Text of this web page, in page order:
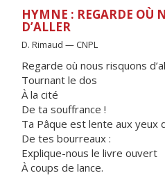
HYMNE : REGARDE OÙ
D’ALLER
D. Rimaud — CNPL
Regarde où nous risquons
Tournant le dos
À la cité
De ta souffrance !
Ta Pâque est lente aux yeux
De tes bourreaux :
Explique-nous le livre ouvert
À coups de lance.